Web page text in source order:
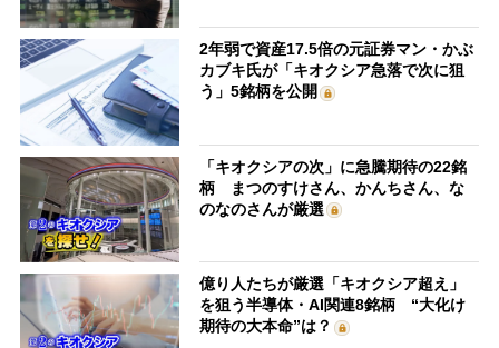
2年弱で資産17.5倍の元証券マン・かぶ
カブキ氏が「キオクシア急落で次に狙
う」5銘柄を公開
「キオクシアの次」に急騰期待の22銘
柄 まつのすけさん、かんちさん、な
のなのさんが厳選
億り人たちが厳選「キオクシア超え」
を狙う半導体・AI関連8銘柄 “大化け
期待の大本命”は？